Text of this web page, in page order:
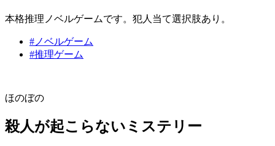
本格推理ノベルゲームです。犯人当て選択肢あり。
#ノベルゲーム
#推理ゲーム
ほのぼの
殺人が起こらないミステリー